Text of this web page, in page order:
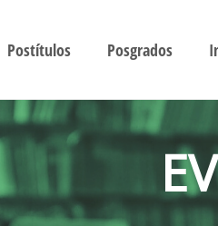
Postítulos Posgrados